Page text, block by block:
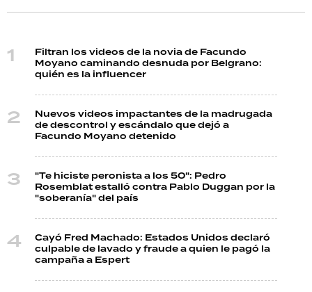
Filtran los videos de la novia de Facundo
Moyano caminando desnuda por Belgrano:
quién es la influencer
Nuevos videos impactantes de la madrugada
de descontrol y escándalo que dejó a
Facundo Moyano detenido
"Te hiciste peronista a los 50": Pedro
Rosemblat estalló contra Pablo Duggan por la
"soberanía" del país
Cayó Fred Machado: Estados Unidos declaró
culpable de lavado y fraude a quien le pagó la
campaña a Espert